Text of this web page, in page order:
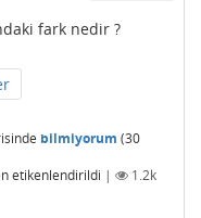
fark nedir ?
bilmiyorum (30
etikenlendirildi |
1.2k